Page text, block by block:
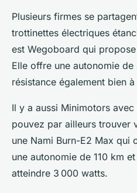
Plusieurs firmes se
trottinettes électriques
est Wegoboard qui
Elle offre une autonomie
résistance également bien à
Il y a aussi Minimotors
pouvez par ailleurs trouver
une Nami Burn-E2 Max qui
une autonomie de 110 km
atteindre 3 000 watts.